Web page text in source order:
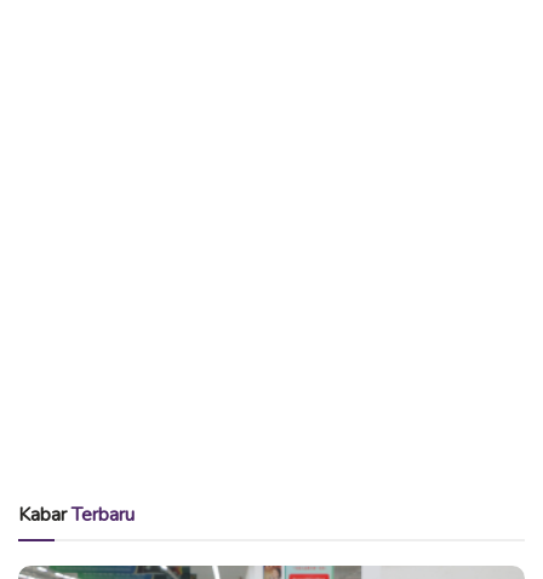
KabarTerbaru